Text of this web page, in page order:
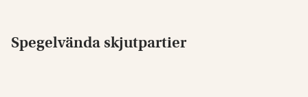
Spegelvända skjutpartier